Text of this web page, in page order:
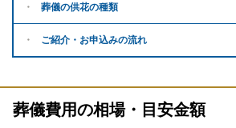
葬儀の供花の種類
ご紹介・ お申込みの流れ
葬儀費用の相場・目安金額